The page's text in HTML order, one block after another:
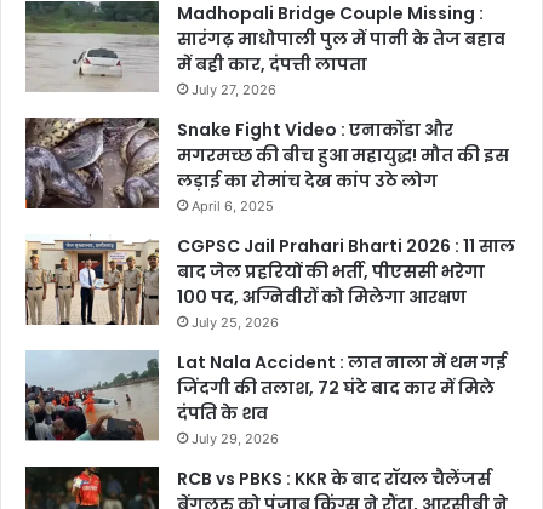
Madhopali Bridge Couple Missing :
सारंगढ़ माधोपाली पुल में पानी के तेज बहाव
में बही कार, दंपत्ती लापता
July 27, 2026
Snake Fight Video : एनाकोंडा और
मगरमच्छ की बीच हुआ महायुद्ध! मौत की इस
लड़ाई का रोमांच देख कांप उठे लोग
April 6, 2025
CGPSC Jail Prahari Bharti 2026 : 11 साल
बाद जेल प्रहरियों की भर्ती, पीएससी भरेगा
100 पद, अग्निवीरों को मिलेगा आरक्षण
July 25, 2026
Lat Nala Accident : लात नाला में थम गई
जिंदगी की तलाश, 72 घंटे बाद कार में मिले
दंपति के शव
July 29, 2026
RCB vs PBKS : KKR के बाद रॉयल चैलेंजर्स